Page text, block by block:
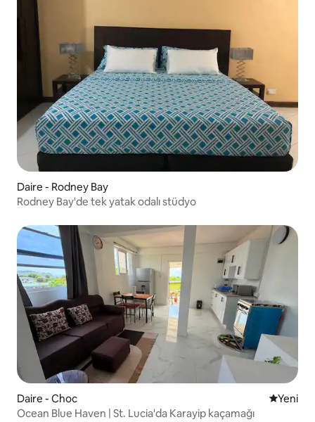
Daire - Rodney Bay
Rodney Bay'de tek yatak odalı stüdyo
Daire - Choc Yeni
Yeni
Ocean Blue Haven | St. Lucia'da Karayip kaçamağı